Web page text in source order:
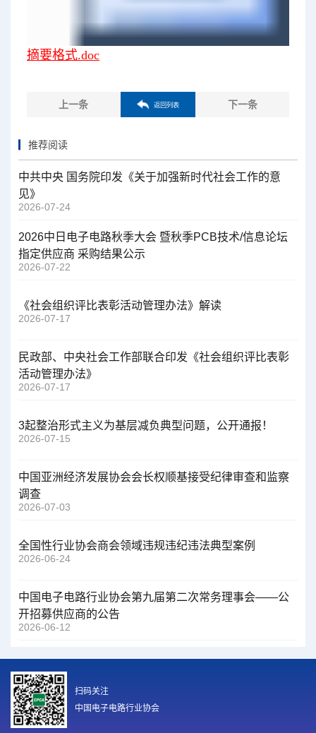
摘要格式.doc
上一条 返回列表 下一条
推荐阅读
中共中央 国务院印发《关于加强新时代社会工作的意
见》
2026-07-24
2026中日电子电路秋季大会 暨秋季PCB技术/信息论坛
指定供应商 采购结果公示
2026-07-22
《社会组织评比表彰活动管理办法》解读
2026-07-17
民政部、中央社会工作部联合印发《社会组织评比表彰
活动管理办法》
2026-07-17
3起整治形式主义为基层减负典型问题，公开通报！
2026-07-15
中国亚洲经济发展协会会长权顺基接受纪律审查和监察
调查
2026-07-03
全国性行业协会商会领域违规违纪违法典型案例
2026-06-24
中国电子电路行业协会第九届第二次常务理事会——公
开招募供应商的公告
2026-06-12
扫码关注
中国电子电路行业协会